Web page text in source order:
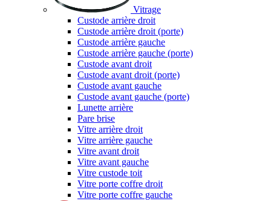
Vitrage
Custode arrière droit
Custode arrière droit (porte)
Custode arrière gauche
Custode arrière gauche (porte)
Custode avant droit
Custode avant droit (porte)
Custode avant gauche
Custode avant gauche (porte)
Lunette arrière
Pare brise
Vitre arrière droit
Vitre arrière gauche
Vitre avant droit
Vitre avant gauche
Vitre custode toit
Vitre porte coffre droit
Vitre porte coffre gauche